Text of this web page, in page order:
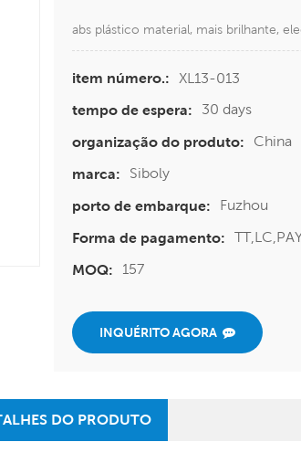
abs plástico material, mais brilhante,
item número.:
XL13-013
tempo de espera:
30 days
organização do produto:
China
marca:
Siboly
porto de embarque:
Fuzhou
Forma de pagamento:
MOQ:
157
INQUÉRITO AGORA
DO PRODUTO